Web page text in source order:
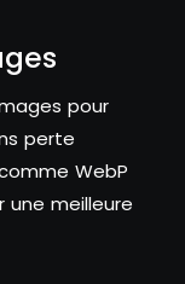
pour
perte
WebP
meilleure